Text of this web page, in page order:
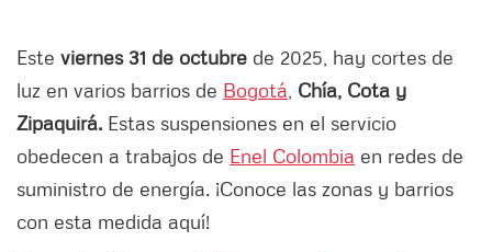
Este viernes 31 de octubre de 2025, hay cortes de
luz en varios barrios de Bogotá Chía, Cota y
Zipaquirá. Estas suspensiones en el servicio
obedecen a trabajos de Enel Colombia en redes de
suministro de energía. ¡Conoce las zonas y barrios
con esta medida aquí!